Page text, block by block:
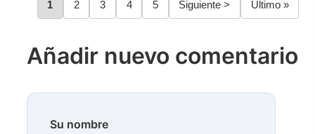
Paginación
Página
1 Página
2 Página
3 Página
4 Página
5
Siguiente
página
Siguiente >
Última
página
Último »
Añadir nuevo comentario
Su nombre